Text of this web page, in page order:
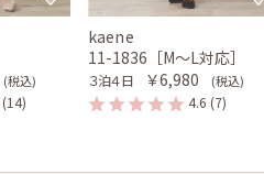
(税込)
(14)
kaene
11-1836［M〜L対応］
３泊４日 ￥6,980 (税込)
4.6 (7)